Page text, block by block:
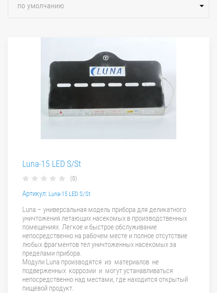
по умолчанию
Luna-15 LED S/St
(0)
Артикул: Luna-15 LED S/St
Luna – универсальная модель прибора для деликатного
уничтожения летающих насекомых в производственных
помещениях. Легкое и быстрое обслуживание
непосредственно на рабочем месте и полное отсутствие
любых фрагментов тел уничтоженных насекомых за
пределами прибора.
Модули Luna производятся из материалов не
подверженных коррозии и могут устанавливаться
непосредственно над местами, где находится открытый
пищевой продукт.